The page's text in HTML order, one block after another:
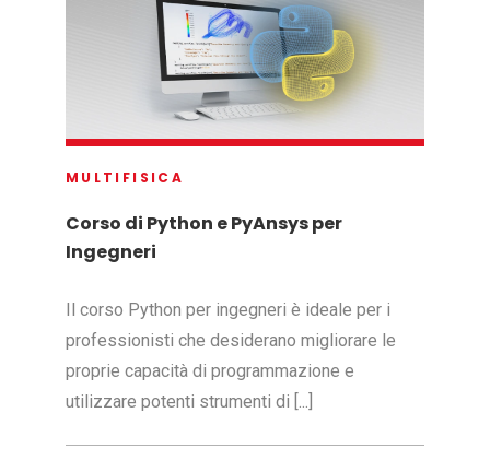
MULTIFISICA
Corso di Python e PyAnsys per
Ingegneri
Il corso Python per ingegneri è ideale per i
professionisti che desiderano migliorare le
proprie capacità di programmazione e
utilizzare potenti strumenti di [...]